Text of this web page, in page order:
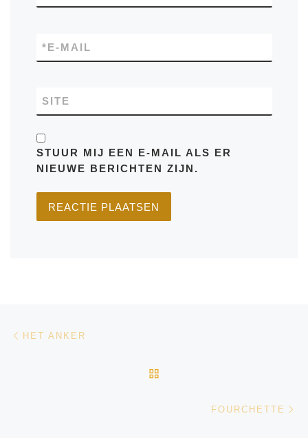
E-MAIL
*
SITE
STUUR MIJ EEN E-MAIL ALS ER
NIEUWE BERICHTEN ZIJN.
Bericht navigatie
HET ANKER
FOURCHETTE